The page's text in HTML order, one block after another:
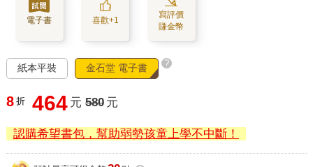
電子書 喜歡+1
寫評價
賺金幣
紙本平裝 金石堂 電子書 ?
8 折 464 元 580 元
認購希望書包，幫助弱勢孩童上學不中斷！